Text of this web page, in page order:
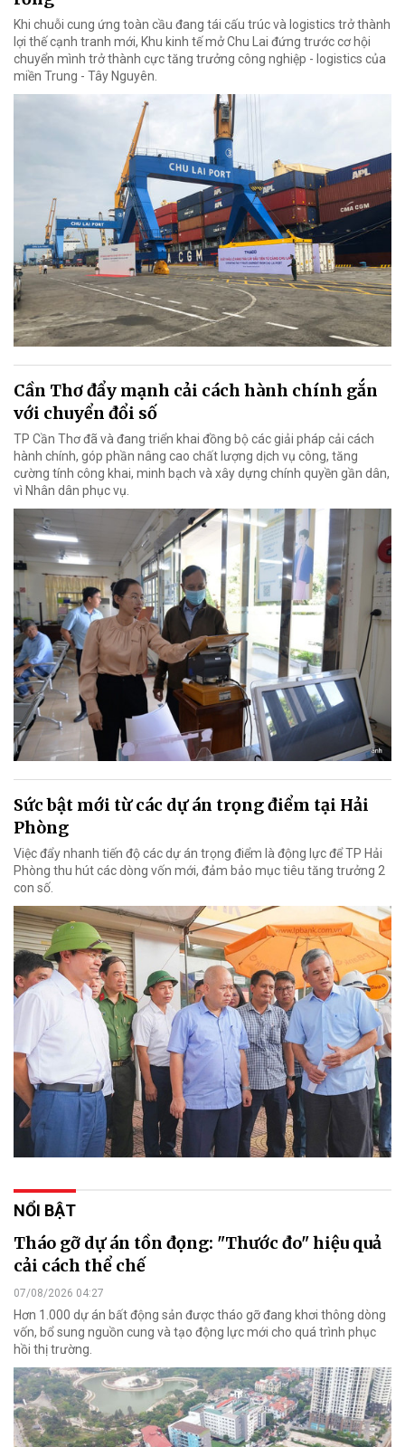
Khi chuỗi cung ứng toàn cầu đang tái cấu trúc và logistics trở thành
lợi thế cạnh tranh mới, Khu kinh tế mở Chu Lai đứng trước cơ hội
chuyển mình trở thành cực tăng trưởng công nghiệp - logistics của
miền Trung - Tây Nguyên.
Cần Thơ đẩy mạnh cải cách hành chính gắn
với chuyển đổi số
TP Cần Thơ đã và đang triển khai đồng bộ các giải pháp cải cách
hành chính, góp phần nâng cao chất lượng dịch vụ công, tăng
cường tính công khai, minh bạch và xây dựng chính quyền gần dân,
vì Nhân dân phục vụ.
Sức bật mới từ các dự án trọng điểm tại Hải
Phòng
Việc đẩy nhanh tiến độ các dự án trọng điểm là động lực để TP Hải
Phòng thu hút các dòng vốn mới, đảm bảo mục tiêu tăng trưởng 2
con số.
NỔI BẬT
Tháo gỡ dự án tồn đọng: "Thước đo" hiệu quả
cải cách thể chế
07/08/2026 04:27
Hơn 1.000 dự án bất động sản được tháo gỡ đang khơi thông dòng
vốn, bổ sung nguồn cung và tạo động lực mới cho quá trình phục
hồi thị trường.